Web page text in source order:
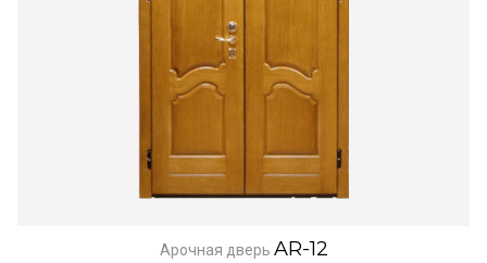
Арочная дверь AR-12